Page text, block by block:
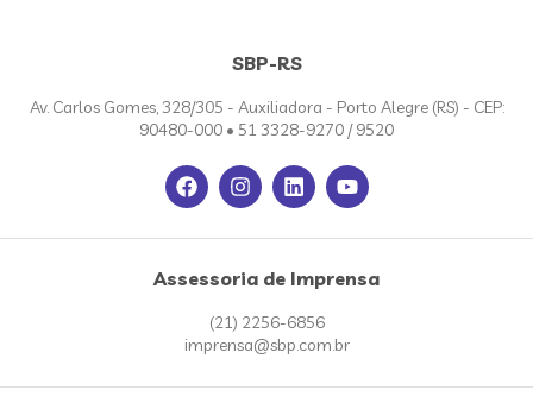
SBP-RS
Av. Carlos Gomes, 328/305 - Auxiliadora - Porto Alegre (RS) - CEP:
90480-000 • 51 3328-9270 / 9520
Assessoria de Imprensa
(21) 2256-6856
imprensa@sbp.com.br